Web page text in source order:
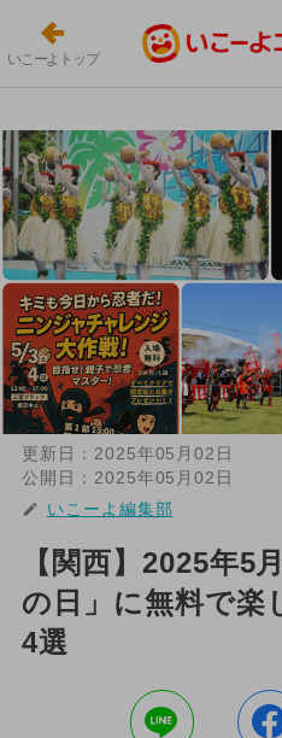
いこーよトップ
更新日： 2025年05月02日
公開日： 2025年05月02日
いこーよ編集部
【関西】2025年5
の日」に無料で楽
4選